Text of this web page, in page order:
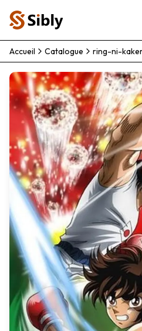
Accueil Catalogue ring-ni-